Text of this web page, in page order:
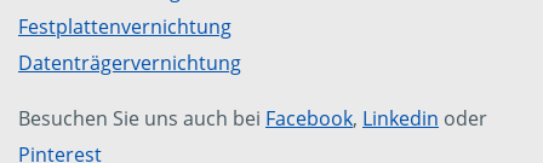
Festplattenvernichtung
Datenträgervernichtung
Besuchen Sie uns auch bei Facebook, Linkedin oder
Pinterest